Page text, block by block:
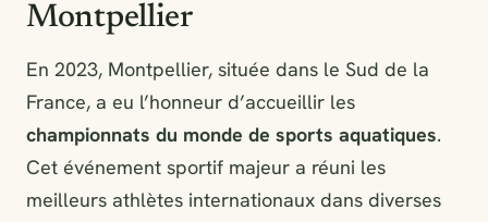
Montpellier
En 2023, Montpellier, située dans le Sud de la
France, a eu l’honneur d’accueillir les
championnats du monde de sports aquatiques.
Cet événement sportif majeur a réuni les
meilleurs athlètes internationaux dans diverses